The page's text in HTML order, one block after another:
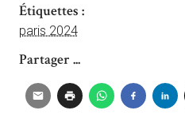
Étiquettes :
paris 2024
Partager ...